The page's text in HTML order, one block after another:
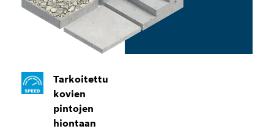
Tarkoitettu
kovien
pintojen
hiontaan